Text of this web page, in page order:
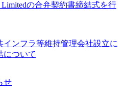
Limitedの合弁契約書締結式を行
インフラ等維持管理会社設立に
について
せ